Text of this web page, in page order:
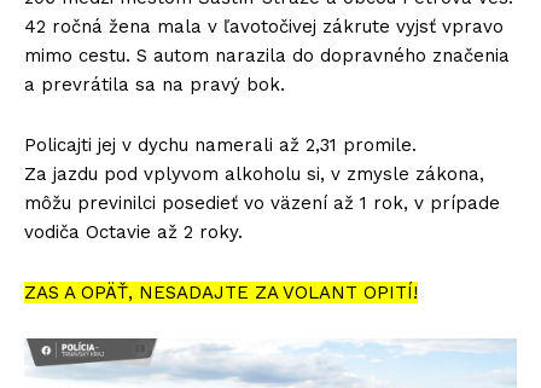
42 ročná žena mala v ľavotočivej zákrute vyjsť vpravo
mimo cestu. S autom narazila do dopravného značenia
a prevrátila sa na pravý bok.
Policajti jej v dychu namerali až 2,31 promile.
Za jazdu pod vplyvom alkoholu si, v zmysle zákona,
môžu previnilci posedieť vo väzení až 1 rok, v prípade
vodiča Octavie až 2 roky.
ZAS A OPÄŤ, NESADAJTE ZA VOLANT OPITÍ!